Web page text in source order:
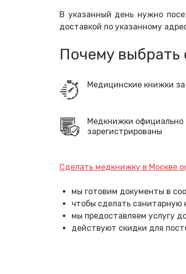
В указанный день нужно
доставкой по указанному
Почему выбрать
Медицинские книжки
Медкнижки официально
зарегистрированы
Сделать медкнижку в Москве
мы готовим документы в
чтобы сделать санитарную
мы предоставляем услугу
действуют скидки для